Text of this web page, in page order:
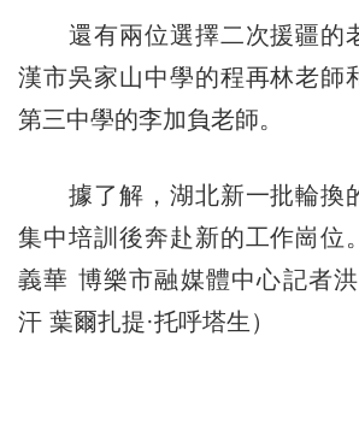
還有兩位選擇二次援疆的
漢市吳家山中學的程再林老師
第三中學的李加負老師。
據了解，湖北新一批輪換
集中培訓後奔赴新的工作崗位
義華 博樂市融媒體中心記者
汗 葉爾扎提·托呼塔生）